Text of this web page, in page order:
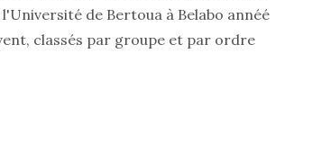
de Bertoua à Belabo annéé
classés par groupe et par ordre